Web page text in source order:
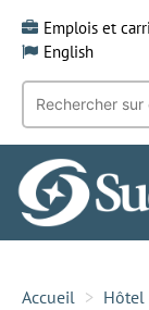
content
Emplois et
English
Recherche
mot-
clé:
Accueil
Hôtel